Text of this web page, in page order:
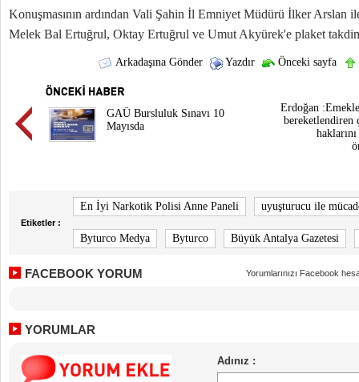
Konuşmasının ardından Vali Şahin İl Emniyet Müdürü İlker Arslan
Melek Bal Ertuğrul, Oktay Ertuğrul ve Umut Akyürek'e plaket
Arkadaşına Gönder Yazdır Önceki sayfa
GAÜ Bursluluk Sınavı 10
Mayısda
Erdoğan
bereketlendiren
Etiketler :
En İyi Narkotik Polisi Anne Paneli uyuşturucu ile
Byturco Medya Byturco Büyük Antalya Gazetesi
FACEBOOK YORUM Yorumlarınızı Facebook
YORUMLAR